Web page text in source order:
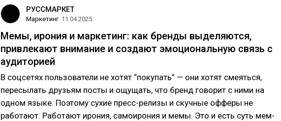
РУССМАРКЕТ
Маркетинг 11.04.2025
Мемы, ирония и маркетинг: как бренды выделяются,
привлекают внимание и создают эмоциональную связь с
аудиторией
В соцсетях пользователи не хотят “покупать” — они хотят смеяться,
пересылать друзьям посты и ощущать, что бренд говорит с ними на
одном языке. Поэтому сухие пресс-релизы и скучные офферы не
работают. Работают ирония, самоирония и мемы. Это и есть суть мем-